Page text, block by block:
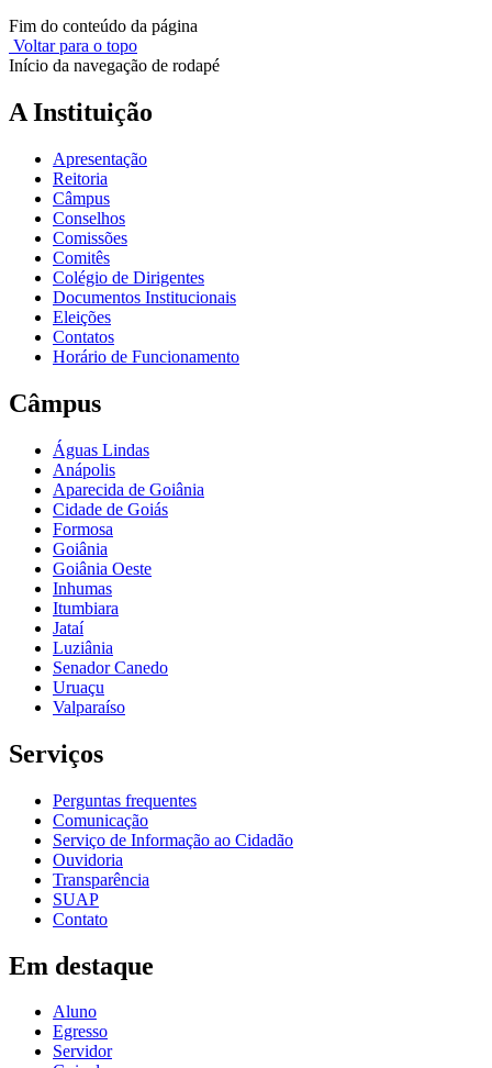
Fim do conteúdo da página
Voltar para o topo
Início da navegação de rodapé
A Instituição
Apresentação
Reitoria
Câmpus
Conselhos
Comissões
Comitês
Colégio de Dirigentes
Documentos Institucionais
Eleições
Contatos
Horário de Funcionamento
Câmpus
Águas Lindas
Anápolis
Aparecida de Goiânia
Cidade de Goiás
Formosa
Goiânia
Goiânia Oeste
Inhumas
Itumbiara
Jataí
Luziânia
Senador Canedo
Uruaçu
Valparaíso
Serviços
Perguntas frequentes
Comunicação
Serviço de Informação ao Cidadão
Ouvidoria
Transparência
SUAP
Contato
Em destaque
Aluno
Egresso
Servidor